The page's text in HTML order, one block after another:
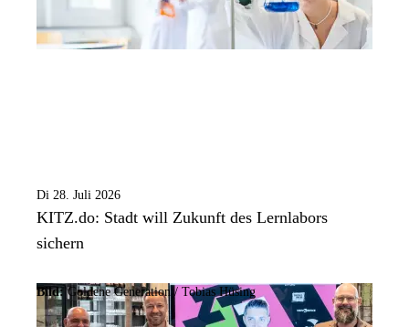
Di 28. Juli 2026
KITZ.do: Stadt will Zukunft des Lernlabors
sichern
Bild: Goldene Generation / Tobias Hüsing